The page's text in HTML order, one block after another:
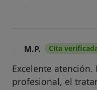
M.P. Cita
Excelente
profesional, el